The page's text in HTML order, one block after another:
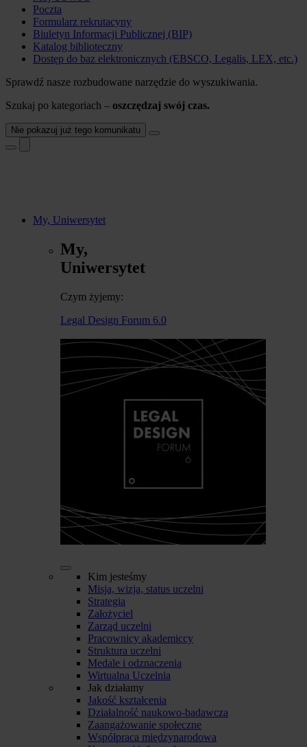
Poczta
Formularz rekrutacyny
Biuletyn Informacji Publicznej (BIP)
Katalog biblioteczny
Dostęp do baz elektronicznych (EBSCO, Legalis, LEX, etc.)
Sprawdź nasze rozbudowane narzędzie do wyszukiwania.
Szukaj po kategoriach – oszczędzaj swój czas.
Nie pokazuj już tego komunikatu
My, Uniwersytet
My,
Uniwersytet
Czym żyjemy:
Legal Design Forum 6.0
Kim jesteśmy
Misja, wizja, status uczelni
Strategia
Założyciel
Zarząd uczelni
Pracownicy akademiccy
Struktura uczelni
Medale i odznaczenia
Wirtualna Uczelnia
Jak działamy
Jakość kształcenia
Działalność naukowo-badawcza
Zaangażowanie społeczne
Współpraca międzynarodowa